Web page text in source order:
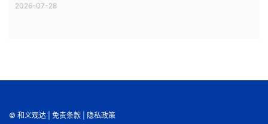
2026-07-28
© 和义观达 | 免责条款 隐私政策